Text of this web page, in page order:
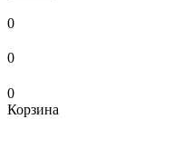
0
0
0
Корзина